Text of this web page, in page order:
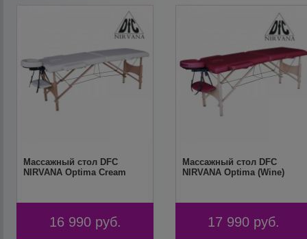
Массажный стол DFC
NIRVANA Optima Cream
16 990 руб.
Массажный стол DFC
NIRVANA Optima (Wine)
17 990 руб.